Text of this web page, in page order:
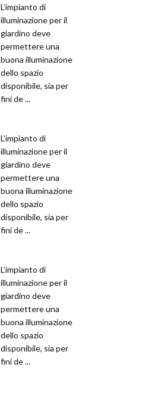
L’impianto di
illuminazione per il
giardino deve
permettere una
buona illuminazione
dello spazio
disponibile, sia per
fini de ...
L’impianto di
illuminazione per il
giardino deve
permettere una
buona illuminazione
dello spazio
disponibile, sia per
fini de ...
L’impianto di
illuminazione per il
giardino deve
permettere una
buona illuminazione
dello spazio
disponibile, sia per
fini de ...